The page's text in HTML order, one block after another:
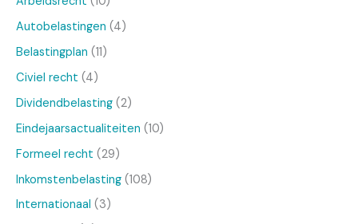
Autobelastingen (4)
Belastingplan (11)
Civiel recht (4)
Dividendbelasting (2)
Eindejaarsactualiteiten (10)
Formeel recht (29)
Inkomstenbelasting (108)
Internationaal (3)